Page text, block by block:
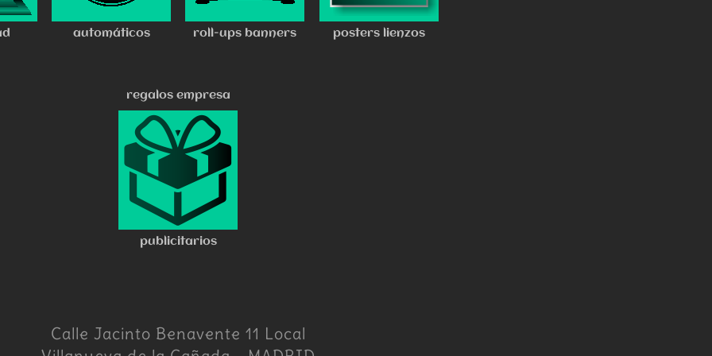
automáticos roll-ups banners posters lienzos
regalos empresa
publicitarios
Calle Jacinto Benavente 11 Local